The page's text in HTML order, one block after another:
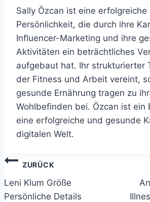
Sally Özcan ist eine
Persönlichkeit, die durch ihre
Influencer-Marketing und ihre
Aktivitäten ein beträchtliches
aufgebaut hat. Ihr strukturierter
der Fitness und Arbeit vereint,
gesunde Ernährung tragen zu
Wohlbefinden bei. Özcan ist ein
eine erfolgreiche und gesunde
digitalen Welt.
Beitragsnavigation
ZURÜCK
Leni Klum Größe
Persönliche Details